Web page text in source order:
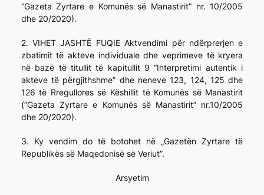
“Gazeta Zyrtare e Komunës së Manastirit” nr. 10/2005
dhe 20/2020).
2. VIHET JASHTË FUQIE Aktvendimi për ndërprerjen e
zbatimit të akteve individuale dhe veprimeve të kryera
në bazë të titullit të kapitullit 9 “Interpretimi autentik i
akteve të përgjithshme” dhe neneve 123, 124, 125 dhe
126 të Rregullores së Këshillit të Komunës së Manastirit
(“Gazeta Zyrtare e Komunës së Manastirit” nr.10/2005
dhe 20/2020).
3. Ky vendim do të botohet në „Gazetën Zyrtare të
Republikës së Maqedonisë së Veriut”.
Arsyetim